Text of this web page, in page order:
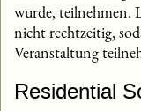
wurde, teilnehmen.
nicht rechtzeitig,
Veranstaltung
Residential